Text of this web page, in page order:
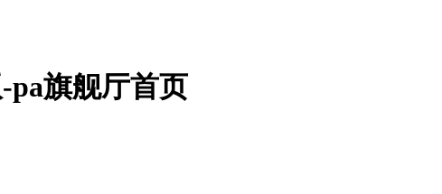
pa旗舰厅首页